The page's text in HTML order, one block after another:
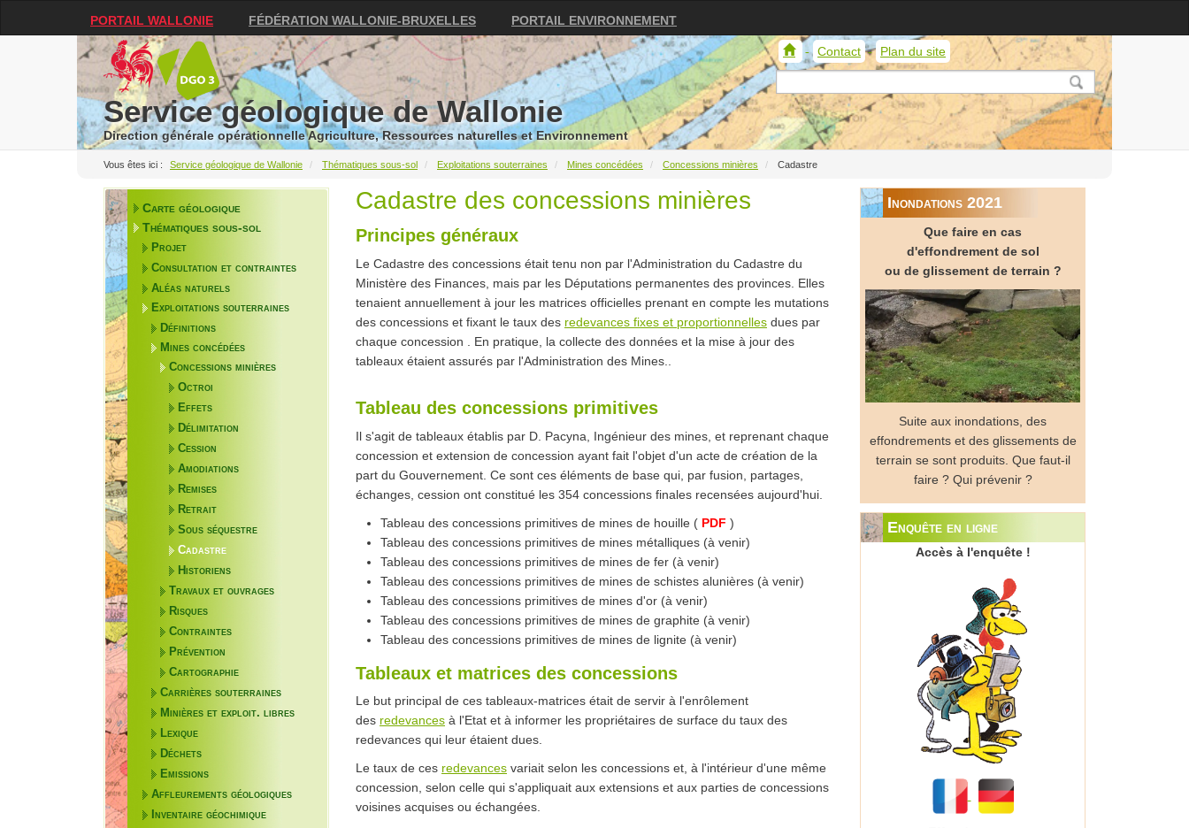
PORTAIL WALLONIE FÉDÉRATION WALLONIE-BRUXELLES PORTAIL ENVIRONNEMENT
Service géologique de Wallonie
Direction générale opérationnelle Agriculture, Ressources naturelles et Environnement
Service
de
Wallonie
Contact Plan du site
Service géologique de Wallonie Thématiques sous-sol Exploitations souterraines Mines concédées Concessions minières Cadastre
Carte géologique
Thématiques sous-sol
Projet
Consultation et contraintes
Aléas naturels
Exploitations souterraines
Définitions
Mines concédées
Concessions minières
Octroi
Effets
Délimitation
Cession
Amodiations
Remises
Retrait
Sous séquestre
Cadastre
Historiens
Travaux et ouvrages
Risques
Contraintes
Prévention
Cartographie
Carrières souterraines
Minières et exploit. libres
Lexique
Déchets
Emissions
Affleurements géologiques
Inventaire géochimique
Cadastre des concessions minières
Principes généraux
Le Cadastre des concessions était tenu non par l'Administration du Cadastre du
Ministère des Finances, mais par les Députations permanentes des provinces. Elles
tenaient annuellement à jour les matrices officielles prenant en compte les mutations
des concessions et fixant le taux des redevances fixes et proportionnelles dues par
chaque concession . En pratique, la collecte des données et la mise à jour des
tableaux étaient assurés par l'Administration des Mines..
Tableau des concessions primitives
Il s'agit de tableaux établis par D. Pacyna, Ingénieur des mines, et reprenant chaque
concession et extension de concession ayant fait l'objet d'un acte de création de la
part du Gouvernement. Ce sont ces éléments de base qui, par fusion, partages,
échanges, cession ont constitué les 354 concessions finales recensées aujourd'hui.
Tableau des concessions primitives de mines de houille ( PDF )
Tableau des concessions primitives de mines métalliques (à venir)
Tableau des concessions primitives de mines de fer (à venir)
Tableau des concessions primitives de mines de schistes alunières (à venir)
Tableau des concessions primitives de mines d'or (à venir)
Tableau des concessions primitives de mines de graphite (à venir)
Tableau des concessions primitives de mines de lignite (à venir)
Tableaux et matrices des concessions
Le but principal de ces tableaux-matrices était de servir à l'enrôlement
des redevances à l'Etat et à informer les propriétaires de surface du taux des
redevances qui leur étaient dues.
Le taux de ces redevances variait selon les concessions et, à l'intérieur d'une même
concession, selon celle qui s'appliquait aux extensions et aux parties de concessions
voisines acquises ou échangées.
Inondations 2021
Que faire en cas
d'effondrement de sol
ou de glissement de terrain ?
Suite aux inondations, des
effondrements et des glissements de
terrain se sont produits. Que faut-il
faire ? Qui prévenir ?
Enquête en ligne
Accès à l'enquête !